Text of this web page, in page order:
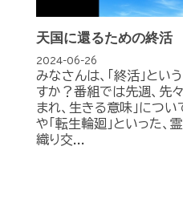
天国に還るための終活
2024-06-26
みなさんは、「終活」とい
すか？番組では先週、先
まれ、生きる意味」につい
や「転生輪廻」といった、
織り交...